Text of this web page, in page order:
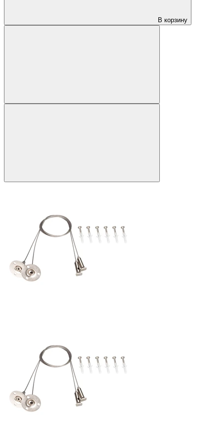
В корзину